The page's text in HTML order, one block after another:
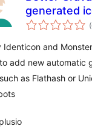
generated
Identicon and
add new automatic
as Flathash or